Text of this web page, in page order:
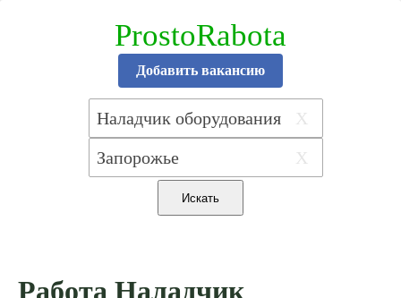
ProstoRabota
Добавить вакансию
X
X
Работа Наладчик